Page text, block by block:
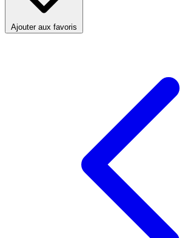
Ajouter aux favoris